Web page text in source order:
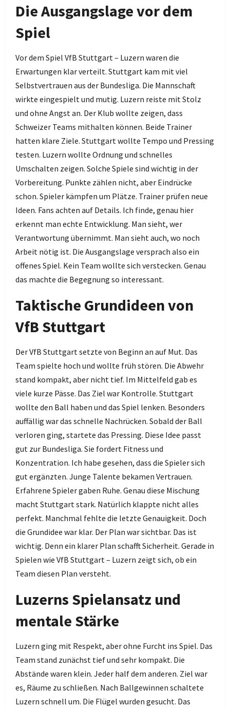
Die Ausgangslage vor dem
Spiel
Vor dem Spiel VfB Stuttgart – Luzern waren die
Erwartungen klar verteilt. Stuttgart kam mit viel
Selbstvertrauen aus der Bundesliga. Die Mannschaft
wirkte eingespielt und mutig. Luzern reiste mit Stolz
und ohne Angst an. Der Klub wollte zeigen, dass
Schweizer Teams mithalten können. Beide Trainer
hatten klare Ziele. Stuttgart wollte Tempo und Pressing
testen. Luzern wollte Ordnung und schnelles
Umschalten zeigen. Solche Spiele sind wichtig in der
Vorbereitung. Punkte zählen nicht, aber Eindrücke
schon. Spieler kämpfen um Plätze. Trainer prüfen neue
Ideen. Fans achten auf Details. Ich finde, genau hier
erkennt man echte Entwicklung. Man sieht, wer
Verantwortung übernimmt. Man sieht auch, wo noch
Arbeit nötig ist. Die Ausgangslage versprach also ein
offenes Spiel. Kein Team wollte sich verstecken. Genau
das machte die Begegnung so interessant.
Taktische Grundideen von
VfB Stuttgart
Der VfB Stuttgart setzte von Beginn an auf Mut. Das
Team spielte hoch und wollte früh stören. Die Abwehr
stand kompakt, aber nicht tief. Im Mittelfeld gab es
viele kurze Pässe. Das Ziel war Kontrolle. Stuttgart
wollte den Ball haben und das Spiel lenken. Besonders
auffällig war das schnelle Nachrücken. Sobald der Ball
verloren ging, startete das Pressing. Diese Idee passt
gut zur Bundesliga. Sie fordert Fitness und
Konzentration. Ich habe gesehen, dass die Spieler sich
gut ergänzten. Junge Talente bekamen Vertrauen.
Erfahrene Spieler gaben Ruhe. Genau diese Mischung
macht Stuttgart stark. Natürlich klappte nicht alles
perfekt. Manchmal fehlte die letzte Genauigkeit. Doch
die Grundidee war klar. Der Plan war sichtbar. Das ist
wichtig. Denn ein klarer Plan schafft Sicherheit. Gerade in
Spielen wie VfB Stuttgart – Luzern zeigt sich, ob ein
Team diesen Plan versteht.
Luzerns Spielansatz und
mentale Stärke
Luzern ging mit Respekt, aber ohne Furcht ins Spiel. Das
Team stand zunächst tief und sehr kompakt. Die
Abstände waren klein. Jeder half dem anderen. Ziel war
es, Räume zu schließen. Nach Ballgewinnen schaltete
Luzern schnell um. Die Flügel wurden gesucht. Das